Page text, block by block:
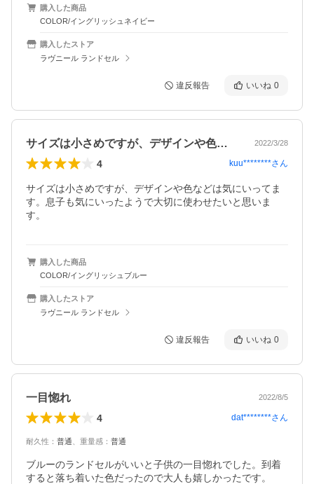
購入した商品
COLOR/イングリッシュネイビー
購入したストア
ラヴニール ランドセル
違反報告 いいね 0
サイズは小さめですが、デザインや色など… 2022/3/28
4 kuu********さん
サイズは小さめですが、デザインや色などは気にいってま
す。息子も気にいったようで大切に使わせたいと思いま
す。
購入した商品
COLOR/イングリッシュブルー
購入したストア
ラヴニール ランドセル
違反報告 いいね 0
一目惚れ 2022/8/5
4 dat********さん
耐久性 ： 普通 重量感 ： 普通
ブルーのランドセルがいいと子供の一目惚れでした。到着
すると落ち着いた色だったので大人も嬉しかったです。